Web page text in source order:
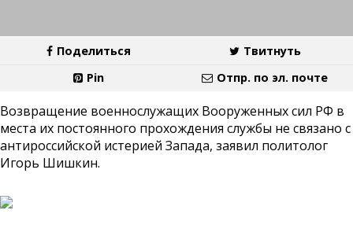
Поделиться
Твитнуть
Pin
Отпр. по эл. почте
Возвращение военнослужащих Вооруженных сил РФ в
места их постоянного прохождения службы не связано с
антироссийской истерией Запада, заявил политолог
Игорь Шишкин.